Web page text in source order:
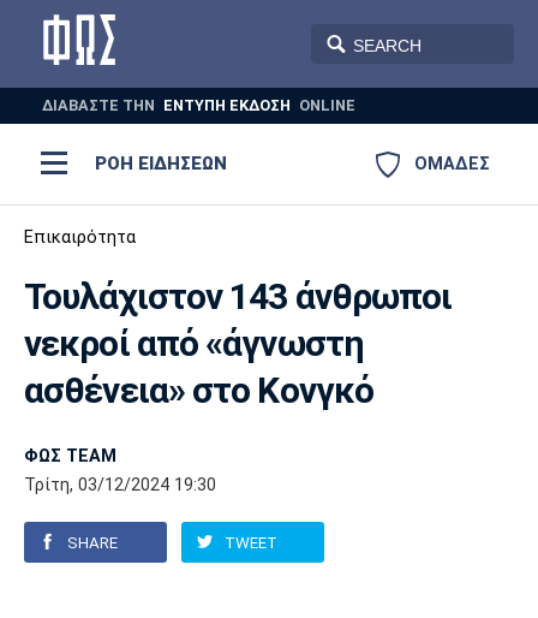
ΔΙΑΒΑΣΤΕ THN ΕΝΤΥΠΗ ΕΚΔΟΣΗ ONLINE
ΟΜΑΔΕΣ
ΡΟΗ ΕΙΔΗΣΕΩΝ
ΠΟΔΟΣΦΑΙΡΟ
ΒΟΛΕΪ
AUTO-MOTO PLUS
Ποδόσφαιρο
Super League 1
Super League 2
Ελλάδα
Champions League
Μπάσκετ
Ελλάδα
EuroLeague
ΝΒΑ
Ολυμπιακοί Αγώνες
Πόλο
Τένις
Ολυμπιακός ΑΕΚ
Παναθηναϊκός
Επικαιρότητα
Τουλάχιστον 143 άνθρωποι
νεκροί από «άγνωστη
ασθένεια» στο Κονγκό
ΦΩΣ TEAM
Τρίτη, 03/12/2024 19:30
SHARE TWEET